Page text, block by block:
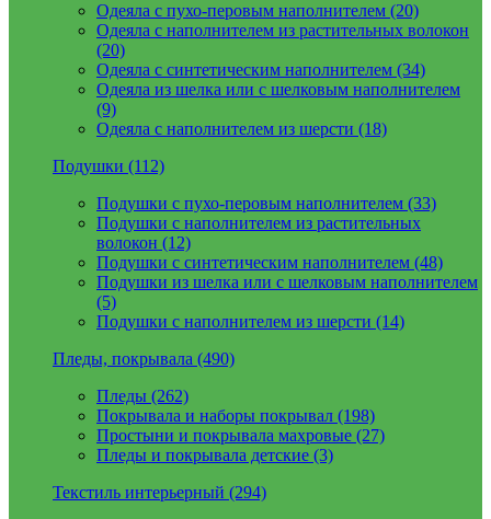
Одеяла с пухо-перовым наполнителем (20)
Одеяла с наполнителем из растительных волокон
(20)
Одеяла с синтетическим наполнителем (34)
Одеяла из шелка или с шелковым наполнителем
(9)
Одеяла с наполнителем из шерсти (18)
Подушки (112)
Подушки с пухо-перовым наполнителем (33)
Подушки с наполнителем из растительных
волокон (12)
Подушки с синтетическим наполнителем (48)
Подушки из шелка или с шелковым наполнителем
(5)
Подушки с наполнителем из шерсти (14)
Пледы, покрывала (490)
Пледы (262)
Покрывала и наборы покрывал (198)
Простыни и покрывала махровые (27)
Пледы и покрывала детские (3)
Текстиль интерьерный (294)